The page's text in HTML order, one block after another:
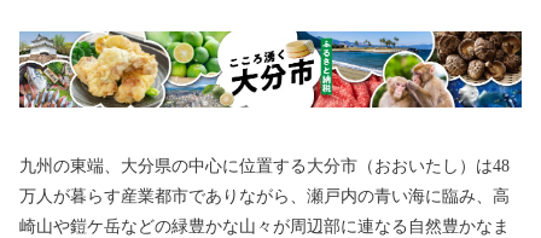
九州の東端、大分県の中心に位置する大分市（おおいたし）は48
万人が暮らす産業都市でありながら、瀬戸内の青い海に臨み、高
崎山や鎧ケ岳などの緑豊かな山々が周辺部に連なる自然豊かなま